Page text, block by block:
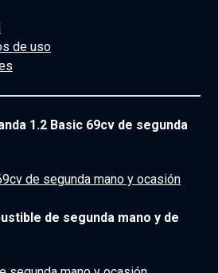
de uso
1.2 Basic 69cv de segunda
de segunda mano y ocasión
de segunda mano y de